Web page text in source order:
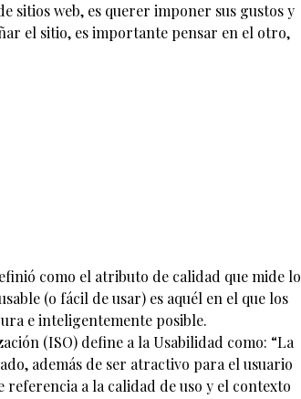
sitios web, es querer imponer sus gustos y
el sitio, es importante pensar en el otro,
como el atributo de calidad que mide lo
(o fácil de usar) es aquél en el que los
e inteligentemente posible.
(ISO) define a la Usabilidad como: “La
además de ser atractivo para el usuario
referencia a la calidad de uso y el contexto